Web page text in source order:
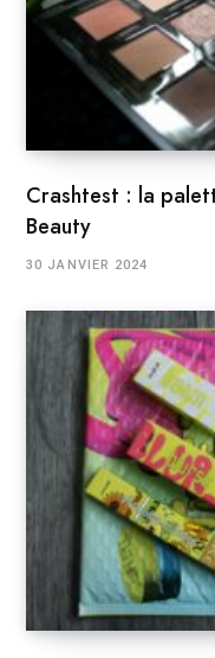
Crashtest : la
Beauty
30 JANVIER 2024